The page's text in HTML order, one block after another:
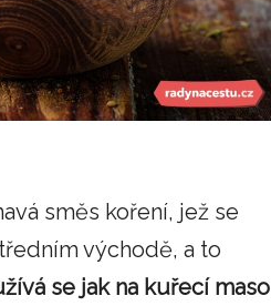
směs koření, jež se
východě, a to
se jak na kuřecí